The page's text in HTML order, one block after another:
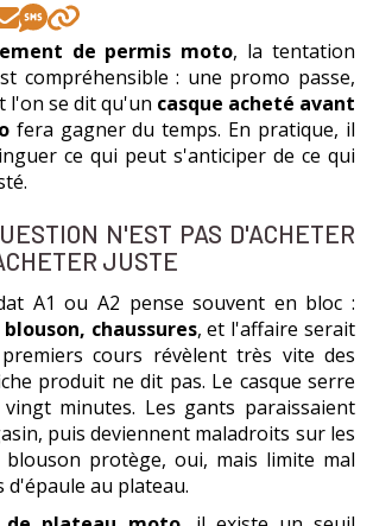
de permis moto, la tentation
compréhensible : une promo passe,
l'on se dit qu'un casque acheté avant
fera gagner du temps. En pratique, il
ce qui peut s'anticiper de ce qui
N'EST PAS D'ACHETER
JUSTE
A1 ou A2 pense souvent en bloc :
chaussures, et l'affaire serait
cours révèlent très vite des
produit ne dit pas. Le casque serre
minutes. Les gants paraissaient
puis deviennent maladroits sur les
blouson protège, oui, mais limite mal
d'épaule au plateau.